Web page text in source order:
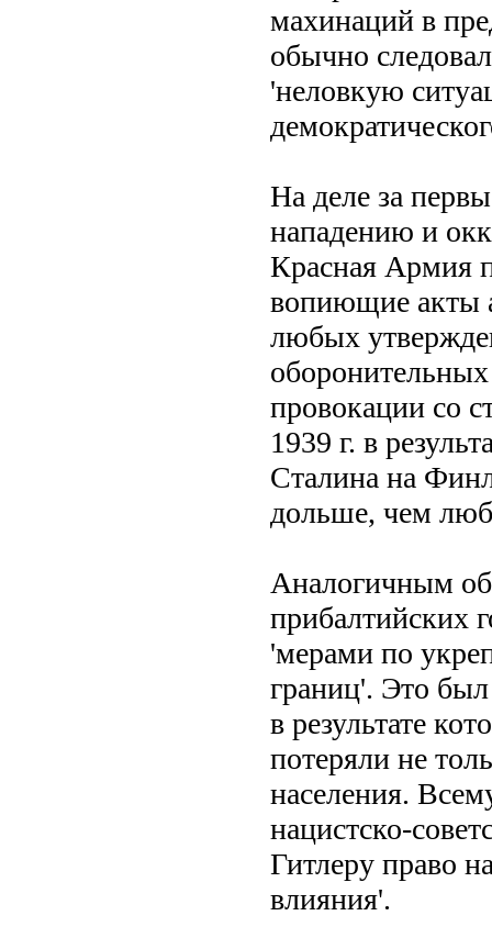
махинаций в
обычно
'неловкую
На деле за
нападению и
Красная Армия
вопиющие акты
любых
провокации со
1939 г. в
Сталина на
дольше, чем
Аналогичным
прибалтийских
'мерами по
границ'. Это
в результате
потеряли не
населения.
нацистско-
Гитлеру право
влияния'.